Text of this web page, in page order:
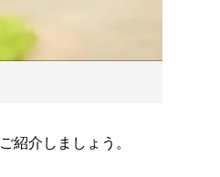
紹介しましょう。